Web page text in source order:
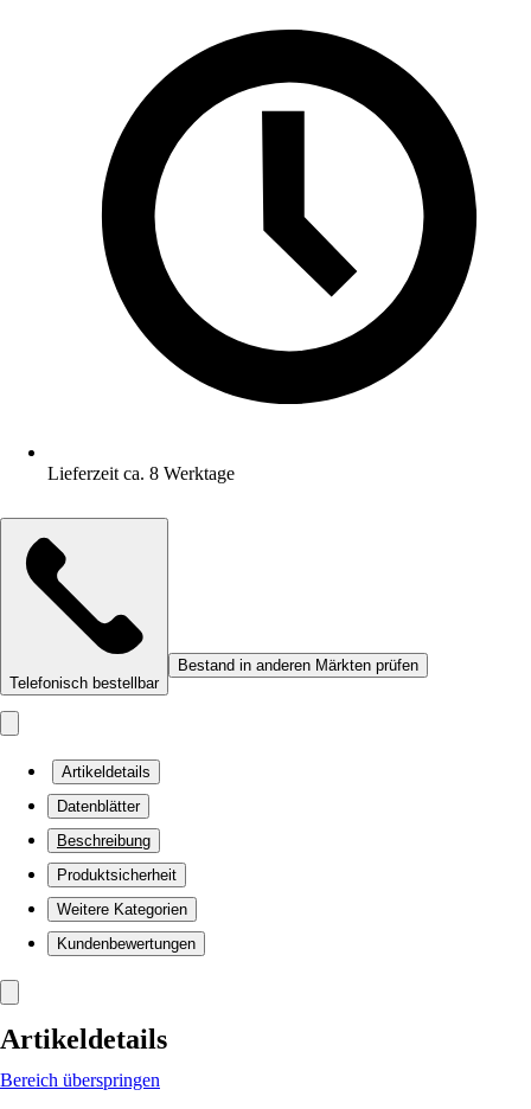
Lieferzeit ca. 8 Werktage
Telefonisch bestellbar
Bestand in anderen Märkten prüfen
Artikeldetails
Datenblätter
Beschreibung
Produktsicherheit
Weitere Kategorien
Kundenbewertungen
Artikeldetails
Bereich überspringen